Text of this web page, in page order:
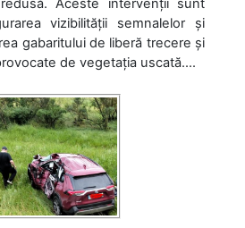
Aceste intervenții sunt
vizibilității semnalelor și
gabaritului de liberă trecere și
de vegetația uscată....